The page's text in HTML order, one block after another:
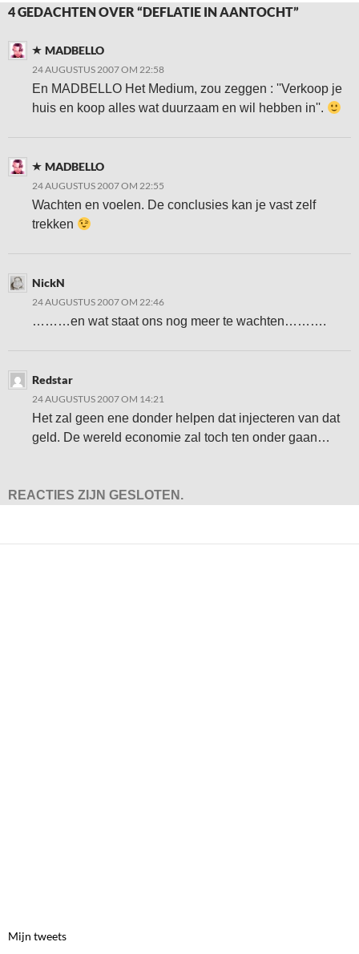
4 GEDACHTEN OVER “DEFLATIE IN AANTOCHT”
MADBELLO
24 AUGUSTUS 2007 OM 22:58
En MADBELLO Het Medium, zou zeggen : ''Verkoop je
huis en koop alles wat duurzaam en wil hebben in''.
MADBELLO
24 AUGUSTUS 2007 OM 22:55
Wachten en voelen. De conclusies kan je vast zelf
trekken
NickN
24 AUGUSTUS 2007 OM 22:46
………en wat staat ons nog meer te wachten……….
Redstar
24 AUGUSTUS 2007 OM 14:21
Het zal geen ene donder helpen dat injecteren van dat
geld. De wereld economie zal toch ten onder gaan…
REACTIES ZIJN GESLOTEN.
Mijn tweets